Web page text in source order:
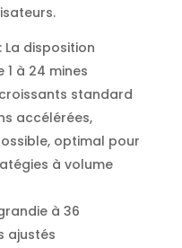
La disposition
à 24 mines
standard
accélérées,
optimal pour
à volume
à 36
ajustés